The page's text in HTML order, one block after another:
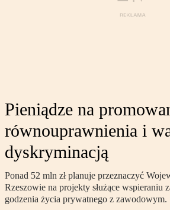
Pieniądze na
równouprawnienia i
dyskryminacją
Ponad 52 mln zł planuje przeznaczyć
Rzeszowie na projekty służące wspieraniu
godzenia życia prywatnego z zawodowym.